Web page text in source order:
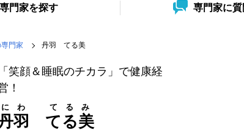
専門家を探す 専門家に
門家 丹羽 てる美
「笑顔＆睡眠のチカラ」で健康経
！
羽 てる美
にわ てるみ